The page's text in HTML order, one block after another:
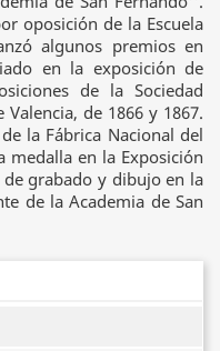
oposición de la Escuela
algunos premios en
en la exposición de
de la Sociedad
de 1866 y 1867.
la Fábrica Nacional del
medalla en la Exposición
de grabado y dibujo en la
de la Academia de San